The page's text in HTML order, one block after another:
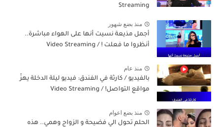
Streaming
منذ بضع شهور
أجمل مذيعة نسيت أنها على الهواء مباشرة..
أنظروا ما فعلت ! / Video Streaming
منذ عام
بالفيديو / كارثة في الفندق: فيديو ليلة الدخلة يهزّ
مواقع التواصل! / Video Streaming
منذ بضع اعوام
الحلم تحول الي فضيحة و الزواج وهمي.. هذه